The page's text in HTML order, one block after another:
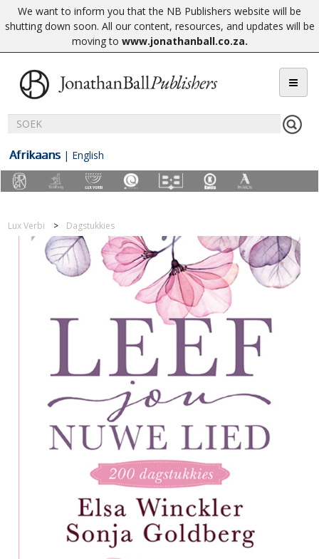
We want to inform you that the NB Publishers website will be
shutting down soon. All our content, resources, and updates will be
moving to www.jonathanball.co.za.
Afrikaans | English
Lux Verbi Dagstukkies